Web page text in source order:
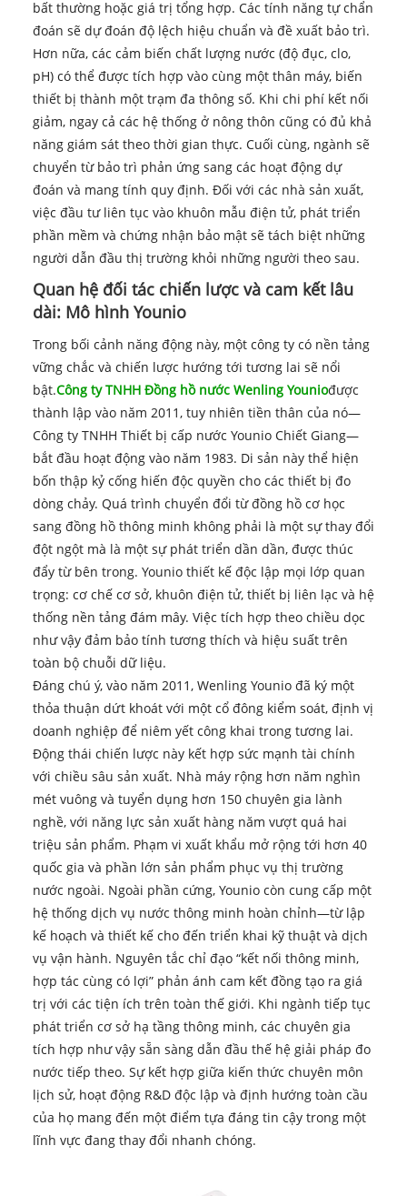
bất thường hoặc giá trị tổng hợp. Các tính năng tự chẩn
đoán sẽ dự đoán độ lệch hiệu chuẩn và đề xuất bảo trì.
Hơn nữa, các cảm biến chất lượng nước (độ đục, clo,
pH) có thể được tích hợp vào cùng một thân máy, biến
thiết bị thành một trạm đa thông số. Khi chi phí kết nối
giảm, ngay cả các hệ thống ở nông thôn cũng có đủ khả
năng giám sát theo thời gian thực. Cuối cùng, ngành sẽ
chuyển từ bảo trì phản ứng sang các hoạt động dự
đoán và mang tính quy định. Đối với các nhà sản xuất,
việc đầu tư liên tục vào khuôn mẫu điện tử, phát triển
phần mềm và chứng nhận bảo mật sẽ tách biệt những
người dẫn đầu thị trường khỏi những người theo sau.
Quan hệ đối tác chiến lược và cam kết lâu
dài: Mô hình Younio
Trong bối cảnh năng động này, một công ty có nền tảng
vững chắc và chiến lược hướng tới tương lai sẽ nổi
bật.Công ty TNHH Đồng hồ nước Wenling Youniođược
thành lập vào năm 2011, tuy nhiên tiền thân của nó—
Công ty TNHH Thiết bị cấp nước Younio Chiết Giang—
bắt đầu hoạt động vào năm 1983. Di sản này thể hiện
bốn thập kỷ cống hiến độc quyền cho các thiết bị đo
dòng chảy. Quá trình chuyển đổi từ đồng hồ cơ học
sang đồng hồ thông minh không phải là một sự thay đổi
đột ngột mà là một sự phát triển dần dần, được thúc
đẩy từ bên trong. Younio thiết kế độc lập mọi lớp quan
trọng: cơ chế cơ sở, khuôn điện tử, thiết bị liên lạc và hệ
thống nền tảng đám mây. Việc tích hợp theo chiều dọc
như vậy đảm bảo tính tương thích và hiệu suất trên
toàn bộ chuỗi dữ liệu.
Đáng chú ý, vào năm 2011, Wenling Younio đã ký một
thỏa thuận dứt khoát với một cổ đông kiểm soát, định vị
doanh nghiệp để niêm yết công khai trong tương lai.
Động thái chiến lược này kết hợp sức mạnh tài chính
với chiều sâu sản xuất. Nhà máy rộng hơn năm nghìn
mét vuông và tuyển dụng hơn 150 chuyên gia lành
nghề, với năng lực sản xuất hàng năm vượt quá hai
triệu sản phẩm. Phạm vi xuất khẩu mở rộng tới hơn 40
quốc gia và phần lớn sản phẩm phục vụ thị trường
nước ngoài. Ngoài phần cứng, Younio còn cung cấp một
hệ thống dịch vụ nước thông minh hoàn chỉnh—từ lập
kế hoạch và thiết kế cho đến triển khai kỹ thuật và dịch
vụ vận hành. Nguyên tắc chỉ đạo “kết nối thông minh,
hợp tác cùng có lợi” phản ánh cam kết đồng tạo ra giá
trị với các tiện ích trên toàn thế giới. Khi ngành tiếp tục
phát triển cơ sở hạ tầng thông minh, các chuyên gia
tích hợp như vậy sẵn sàng dẫn đầu thế hệ giải pháp đo
nước tiếp theo. Sự kết hợp giữa kiến ​​thức chuyên môn
lịch sử, hoạt động R&D độc lập và định hướng toàn cầu
của họ mang đến một điểm tựa đáng tin cậy trong một
lĩnh vực đang thay đổi nhanh chóng.